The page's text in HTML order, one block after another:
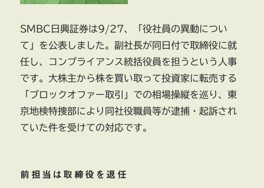
SMBC日興証券は9/27、「役社員の異動につい
て」を公表しました。副社長が同日付で取締役に就
任し、コンプライアンス統括役員を担うという人事
です。大株主から株を買い取って投資家に転売する
「ブロックオファー取引」での相場操縦を巡り、東
京地検特捜部により同社役職員等が逮捕・起訴され
ていた件を受けての対応です。
前担当は取締役を退任